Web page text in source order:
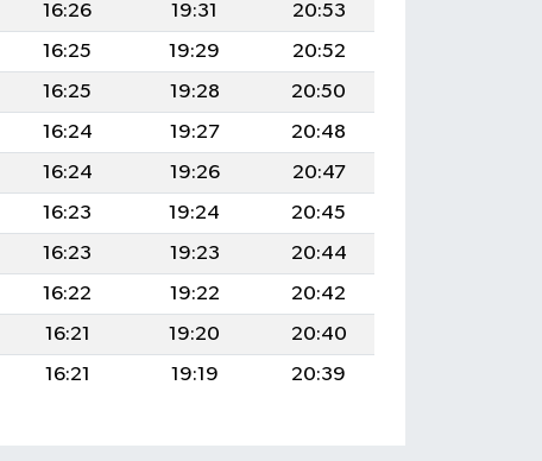
16:26 19:31
20:53
16:25 19:29
20:52
16:25 19:28
20:50
16:24 19:27
20:48
16:24 19:26
20:47
16:23 19:24
20:45
16:23 19:23
20:44
16:22 19:22
20:42
16:21 19:20
20:40
16:21 19:19 20:39